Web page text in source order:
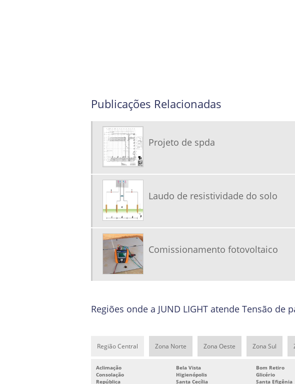
Publicações Relacionadas
Projeto de spda
Laudo de resistividade do solo
Comissionamento fotovoltaico
Regiões onde a JUND LIGHT atende Tensão de
Região Central Zona Norte Zona Oeste Zona Sul
Aclimação Bela Vista Bom Retiro
Consolação
Higienópolis Glicério
República
Santa Cecília Santa Efigênia